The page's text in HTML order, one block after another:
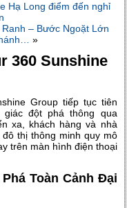
Hạ Long điểm đến nghỉ
– Bước Ngoặt Lớn
»
360 Sunshine
Group tiếp tục tiên
đột phá thông qua
xa, khách hàng và nhà
thị thông minh quy mô
trên màn hình điện thoại
Toàn Cảnh Đại